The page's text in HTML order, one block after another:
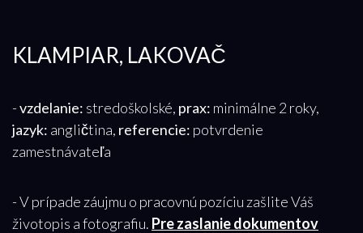
KLAMPIAR, LAKOVAČ
-vzdelanie: stredoškolské, prax: minimálne 2 roky,
jazyk: angličtina, referencie: potvrdenie
zamestnávateľa
- V prípade záujmu o pracovnú pozíciu zašlite Váš
životopis a fotografiu. Pre zaslanie dokumentov